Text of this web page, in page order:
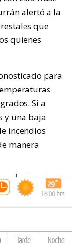
alertó a la
que
quienes
para
Si a
y una baja
incendios
manera